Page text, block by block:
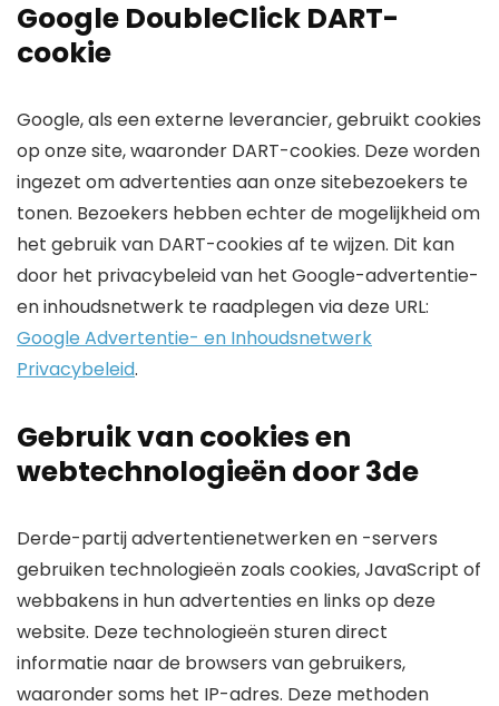
Google DoubleClick DART-
cookie
Google, als een externe leverancier, gebruikt cookies
op onze site, waaronder DART-cookies. Deze worden
ingezet om advertenties aan onze sitebezoekers te
tonen. Bezoekers hebben echter de mogelijkheid om
het gebruik van DART-cookies af te wijzen. Dit kan
door het privacybeleid van het Google-advertentie-
en inhoudsnetwerk te raadplegen via deze URL:
Google Advertentie- en Inhoudsnetwerk
Privacybeleid.
Gebruik van cookies en
webtechnologieën door 3de
Derde-partij advertentienetwerken en -servers
gebruiken technologieën zoals cookies, JavaScript of
webbakens in hun advertenties en links op deze
website. Deze technologieën sturen direct
informatie naar de browsers van gebruikers,
waaronder soms het IP-adres. Deze methoden